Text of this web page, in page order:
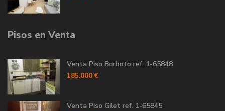
Pisos en Venta
Venta Piso Borboto ref. 1-65848
185.000 €
Venta Piso Gilet ref. 1-65845